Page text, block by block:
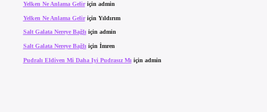
Yelken Ne Anlama Geliriçin admin
Yelken Ne Anlama Geliriçin Yıldırım
Salt Galata Nereye Bağlıiçin admin
Salt Galata Nereye Bağlı için İmren
Pudralı Eldiven Mi Daha Iyi Pudrasız Mı için admin